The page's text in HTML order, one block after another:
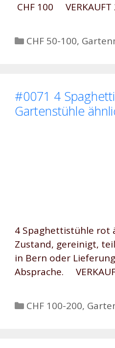
CHF 100 VERKAUFT
Kategorien
CHF 50-100,
#0071 4
Gartenstühle
4 Spaghettistühle rot
Zustand, gereinigt,
in Bern oder
Absprache.
Kategorien
CHF 100-200,